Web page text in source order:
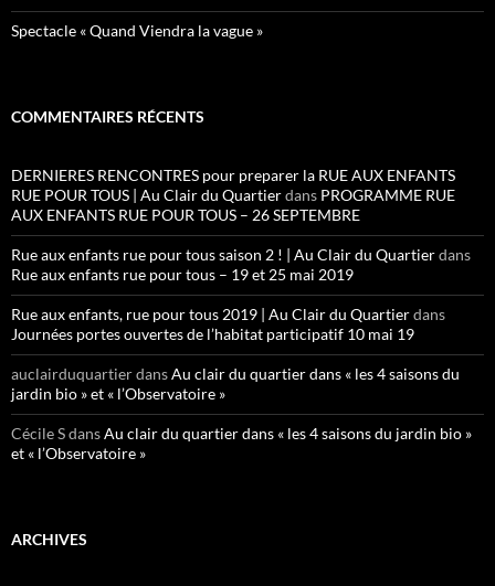
Spectacle « Quand Viendra la vague »
COMMENTAIRES RÉCENTS
DERNIERES RENCONTRES pour preparer la RUE AUX ENFANTS
RUE POUR TOUS | Au Clair du Quartierdans PROGRAMME RUE
AUX ENFANTS RUE POUR TOUS – 26 SEPTEMBRE
Rue aux enfants rue pour tous saison 2 ! | Au Clair du Quartierdans
Rue aux enfants rue pour tous – 19 et 25 mai 2019
Rue aux enfants, rue pour tous 2019 | Au Clair du Quartierdans
Journées portes ouvertes de l’habitat participatif 10 mai 19
auclairduquartierdansAu clair du quartier dans « les 4 saisons du
jardin bio » et « l’Observatoire »
Cécile SdansAu clair du quartier dans « les 4 saisons du jardin bio »
et « l’Observatoire »
ARCHIVES